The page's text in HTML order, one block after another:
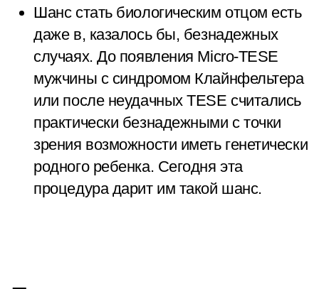
Шанс стать биологическим отцом есть
даже в, казалось бы, безнадежных
случаях. До появления Micro-TESE
мужчины с синдромом Клайнфельтера
или после неудачных TESE считались
практически безнадежными с точки
зрения возможности иметь генетически
родного ребенка. Сегодня эта
процедура дарит им такой шанс.